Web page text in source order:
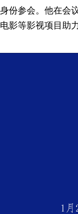
身份参会。他在会
电影等影视项目助